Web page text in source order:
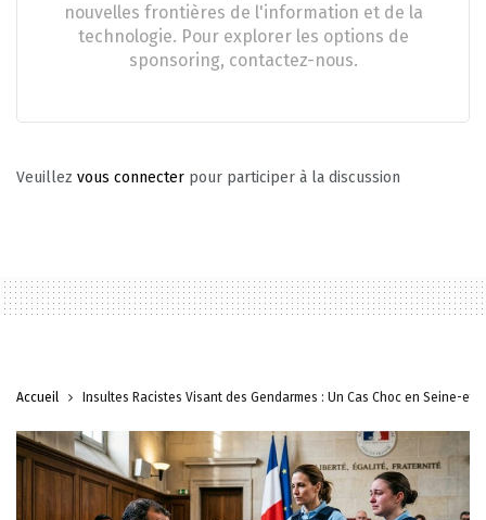
nouvelles frontières de l'information et de la
technologie. Pour explorer les options de
sponsoring, contactez-nous.
Veuillez vous connecter pour participer à la discussion
Accueil Insultes Racistes Visant des Gendarmes : Un Cas Choc en Seine-et-